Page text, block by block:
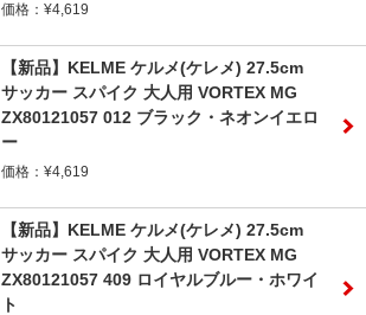
価格：¥4,619
【新品】KELME ケルメ(ケレメ) 27.5cm
サッカー スパイク 大人用 VORTEX MG
ZX80121057 012 ブラック・ネオンイエロ
ー
価格：¥4,619
【新品】KELME ケルメ(ケレメ) 27.5cm
サッカー スパイク 大人用 VORTEX MG
ZX80121057 409 ロイヤルブルー・ホワイ
ト